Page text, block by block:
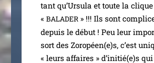
tant qu’Ursula et toute la
« BALADER» !!! Ils sont
depuis le début ! Peu leur
sort des Zoropéen(e)s, c’est
« leurs affaires » d’initié(e)s